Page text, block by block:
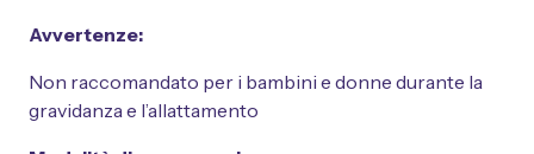
Avvertenze:
Non raccomandato per i bambini e donne durante la
gravidanza e l’allattamento